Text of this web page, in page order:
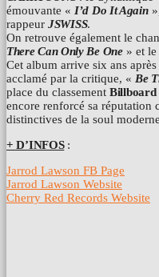
émouvante « I’d Do It Again
rappeur JSWISS.
On retrouve également le
There Can Only Be One» et le
Cet album arrive six ans
acclamé par la critique, « Be
place du classement Billboard
encore renforcé sa réputation
distinctives de la soul
+ D’INFOS:
Jarrod Lawson FB Page
Jarrod Lawson Website
Cherry Red Records Website